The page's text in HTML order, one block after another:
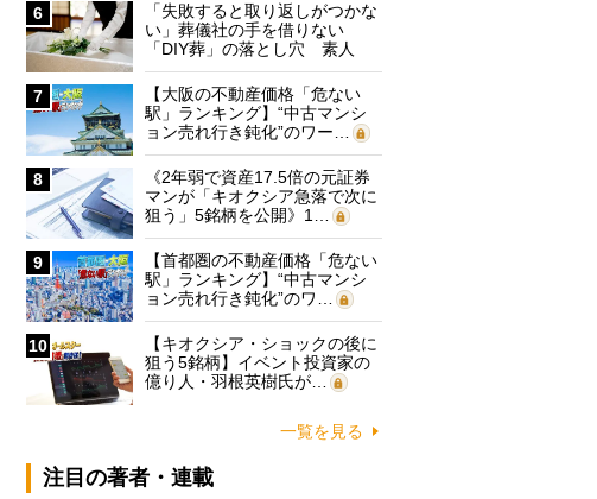
6
「失敗すると取り返しがつかな
い」葬儀社の手を借りない
「DIY葬」の落とし穴 素人
に…
7
【大阪の不動産価格「危ない
駅」ランキング】“中古マンシ
ョン売れ行き鈍化”のワー…
8
《2年弱で資産17.5倍の元証券
マンが「キオクシア急落で次に
狙う」5銘柄を公開》1…
9
【首都圏の不動産価格「危ない
駅」ランキング】“中古マンシ
ョン売れ行き鈍化”のワ…
10
【キオクシア・ショックの後に
狙う5銘柄】イベント投資家の
億り人・羽根英樹氏が…
一覧を見る
注目の著者・連載